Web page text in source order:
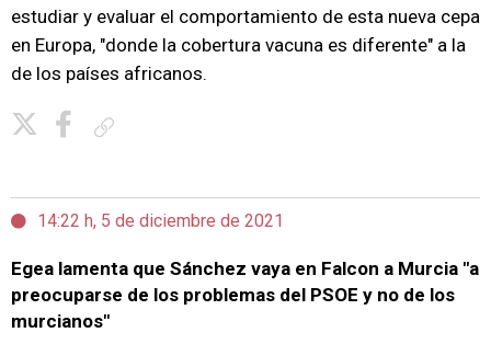
estudiar y evaluar el comportamiento de esta nueva cepa
en Europa, "donde la cobertura vacuna es diferente" a la
de los países africanos.
14:22 h, 5 de diciembre de 2021
Egea lamenta que Sánchez vaya en Falcon a Murcia "a
preocuparse de los problemas del PSOE y no de los
murcianos"